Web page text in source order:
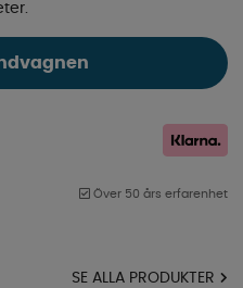
Över 50 års erfarenhet
SE ALLA PRODUKTER